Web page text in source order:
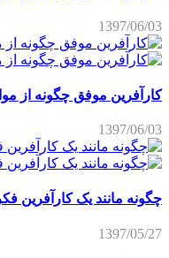
1397/06/03
کارآفرین موفق چگونه از
1397/06/03
چگونه مانند یک کارآفرین
1397/05/27